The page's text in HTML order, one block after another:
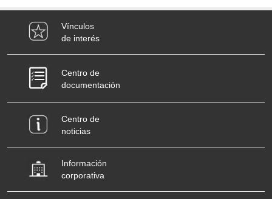
Vínculos
de interés
Centro de
documentación
Centro de
noticias
Información
corporativa